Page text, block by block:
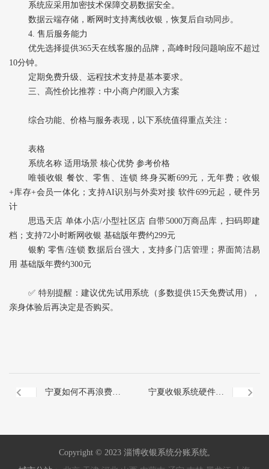
系统应采用加密技术保障交易数据安全。
数据云端存储，断网时支持离线收银，恢复后自动同步。
4. ‌售后服务能力‌
优先选择提供365天在线客服的品牌，高峰时段问题响应不超过
10分钟。
定期免费升级、远程技术支持是基本要求。
三、高性价比推荐：中小商户闭眼入方案
综合功能、价格与服务表现，以下系统值得重点关注：
表格
系统名称 适用场景 核心优势 参考价格
唯顿收银‌ 餐饮、零售、连锁 终身买断699元，无年费；收银
+库存+会员一体化；支持AI识别与外卖对接 软件699元起，硬件另
计
思迅天店‌ 单体小店/小型社区店 自带5000万商品库，扫码即建
档；支持72小时断网收银 基础版年费约299元
银豹‌ 零售/连锁 数据后台强大，支持多门店管理；界面简洁易
用 基础版年费约300元
✅ ‌特别提醒‌：建议优先试用系统（多数提供15天免费试用），
亲身体验后再决定是否购买。
宁夏如何不再浪费信 宁夏收银系统硬件如
Copyright © 2023 淄博收银系统分账系统,